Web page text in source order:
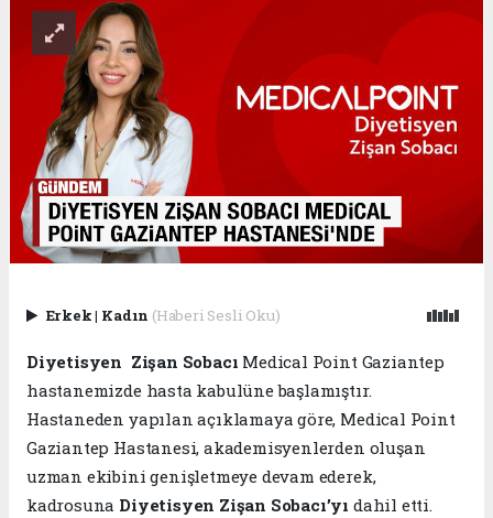
Erkek| Kadın (Haberi Sesli Oku)
Diyetisyen Zişan Sobacı Medical Point Gaziantep
hastanemizde hasta kabulüne başlamıştır.
Hastaneden yapılan açıklamaya göre, Medical Point
Gaziantep Hastanesi, akademisyenlerden oluşan
uzman ekibini genişletmeye devam ederek,
kadrosuna Diyetisyen Zişan Sobacı’yı dahil etti.